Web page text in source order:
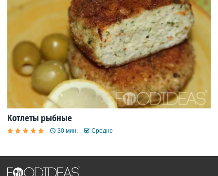
Котлеты рыбные
30 мин. Средне